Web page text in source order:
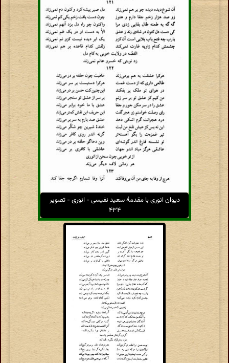
دیوان انوری با مقدمهٔ سعید نفیسی - انوری - تصویر
۴۳۴